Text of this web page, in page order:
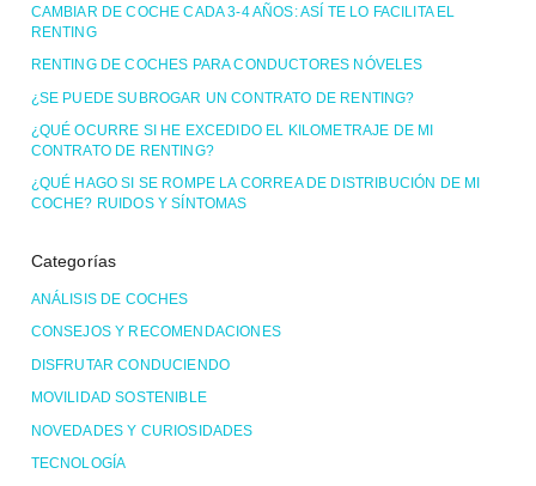
CAMBIAR DE COCHE CADA 3-4 AÑOS: ASÍ TE LO FACILITA EL
RENTING
RENTING DE COCHES PARA CONDUCTORES NÓVELES
¿SE PUEDE SUBROGAR UN CONTRATO DE RENTING?
¿QUÉ OCURRE SI HE EXCEDIDO EL KILOMETRAJE DE MI
CONTRATO DE RENTING?
¿QUÉ HAGO SI SE ROMPE LA CORREA DE DISTRIBUCIÓN DE MI
COCHE? RUIDOS Y SÍNTOMAS
Categorías
ANÁLISIS DE COCHES
CONSEJOS Y RECOMENDACIONES
DISFRUTAR CONDUCIENDO
MOVILIDAD SOSTENIBLE
NOVEDADES Y CURIOSIDADES
TECNOLOGÍA